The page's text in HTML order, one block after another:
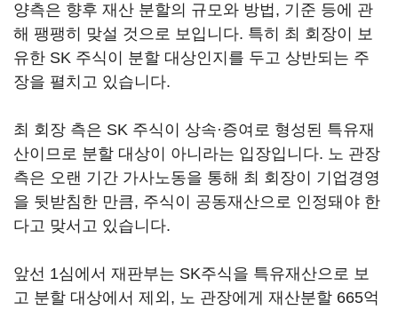
양측은 향후 재산 분할의 규모와 방법, 기준 등에 관
해 팽팽히 맞설 것으로 보입니다. 특히 최 회장이 보
유한 SK 주식이 분할 대상인지를 두고 상반되는 주
장을 펼치고 있습니다.
최 회장 측은 SK 주식이 상속·증여로 형성된 특유재
산이므로 분할 대상이 아니라는 입장입니다. 노 관장
측은 오랜 기간 가사노동을 통해 최 회장이 기업경영
을 뒷받침한 만큼, 주식이 공동재산으로 인정돼야 한
다고 맞서고 있습니다.
앞선 1심에서 재판부는 SK주식을 특유재산으로 보
고 분할 대상에서 제외, 노 관장에게 재산분할 665억